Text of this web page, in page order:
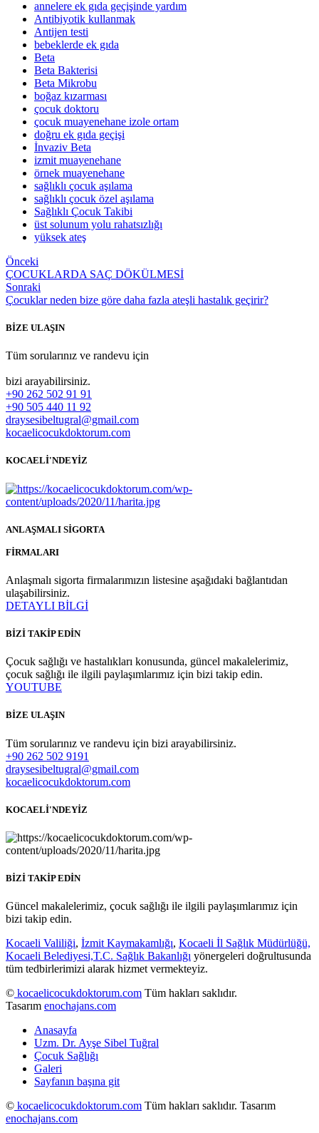
annelere ek gıda geçişinde yardım
Antibiyotik kullanmak
Antijen testi
bebeklerde ek gıda
Beta
Beta Bakterisi
Beta Mikrobu
boğaz kızarması
çocuk doktoru
çocuk muayenehane izole ortam
doğru ek gıda geçişi
İnvaziv Beta
izmit muayenehane
örnek muayenehane
sağlıklı çocuk aşılama
sağlıklı çocuk özel aşılama
Sağlıklı Çocuk Takibi
üst solunum yolu rahatsızlığı
yüksek ateş
Önceki
ÇOCUKLARDA SAÇ DÖKÜLMESİ
Sonraki
Çocuklar neden bize göre daha fazla ateşli hastalık geçirir?
BİZE ULAŞIN
Tüm sorularınız ve randevu için
bizi arayabilirsiniz.
+90 262 502 91 91
+90 505 440 11 92
draysesibeltugral@gmail.com
kocaelicocukdoktorum.com
KOCAELİ'NDEYİZ
ANLAŞMALI SİGORTA
FİRMALARI
Anlaşmalı sigorta firmalarımızın listesine aşağıdaki bağlantıdan
ulaşabilirsiniz.
DETAYLI BİLGİ
BİZİ TAKİP EDİN
Çocuk sağlığı ve hastalıkları konusunda, güncel makalelerimiz,
çocuk sağlığı ile ilgili paylaşımlarımız için bizi takip edin.
YOUTUBE
BİZE ULAŞIN
Tüm sorularınız ve randevu için bizi arayabilirsiniz.
+90 262 502 9191
draysesibeltugral@gmail.com
kocaelicocukdoktorum.com
KOCAELİ'NDEYİZ
BİZİ TAKİP EDİN
Güncel makalelerimiz, çocuk sağlığı ile ilgili paylaşımlarımız için
bizi takip edin.
Kocaeli Valiliği, İzmit Kaymakamlığı, Kocaeli İl Sağlık Müdürlüğü,
Kocaeli Belediyesi,T.C. Sağlık Bakanlığı yönergeleri doğrultusunda
tüm tedbirlerimizi alarak hizmet vermekteyiz.
© kocaelicocukdoktorum.com Tüm hakları saklıdır.
Tasarım enochajans.com
Anasayfa
Uzm. Dr. Ayşe Sibel Tuğral
Çocuk Sağlığı
Galeri
Sayfanın başına git
© kocaelicocukdoktorum.com Tüm hakları saklıdır. Tasarım
enochajans.com